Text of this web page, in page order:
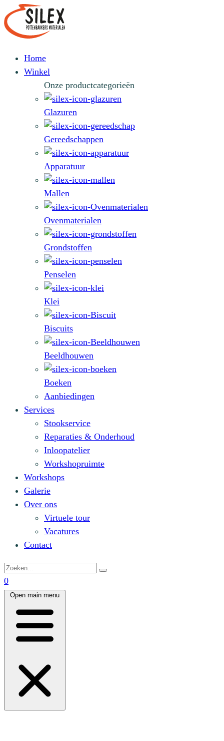
Home
Winkel
Onze productcategorieën
Glazuren
Gereedschappen
Apparatuur
Mallen
Ovenmaterialen
Grondstoffen
Penselen
Klei
Biscuits
Beeldhouwen
Boeken
Aanbiedingen
Services
Stookservice
Reparaties & Onderhoud
Inloopatelier
Workshopruimte
Workshops
Galerie
Over ons
Virtuele tour
Vacatures
Contact
0
Open main menu